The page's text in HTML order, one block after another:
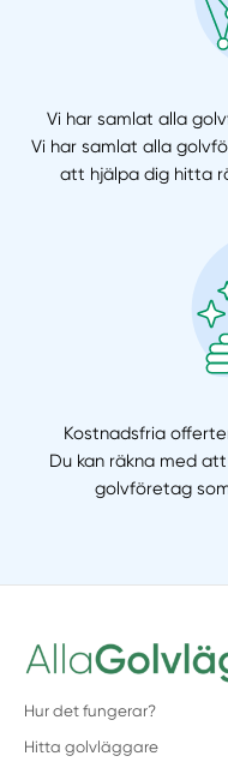
Vi har samlat alla
Vi har samlat alla
att hjälpa dig hitta
Kostnadsfria
Du kan räkna med
golvföretag
Hur det fungerar?
Hitta golvläggare